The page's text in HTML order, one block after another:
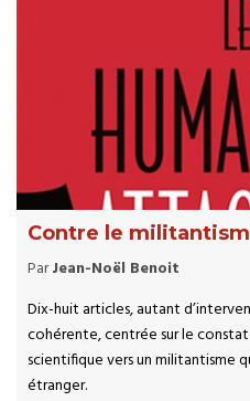
Contre le
ParJean-Noël Benoit
Dix-huit articles, autant
cohérente, centrée sur le
scientifique vers un militantisme
étranger.